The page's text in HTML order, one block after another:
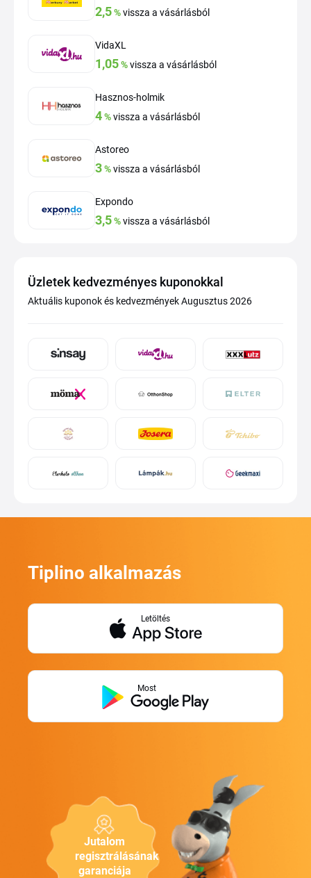
2,5%vissza a vásárlásból
VidaXL
1,05%vissza a vásárlásból
Hasznos-holmik
4%vissza a vásárlásból
Astoreo
3%vissza a vásárlásból
Expondo
3,5%vissza a vásárlásból
Üzletek kedvezményes kuponokkal
Aktuális kuponok és kedvezmények Augusztus 2026
Jutalom
regisztrálásának
garanciája
Tiplino alkalmazás
Letöltés
Most